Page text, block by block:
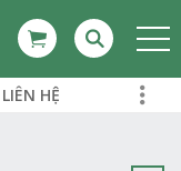
LIÊN HỆ